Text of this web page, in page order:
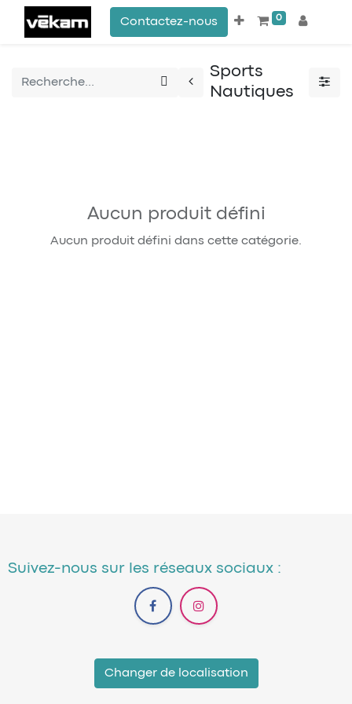
0
Contactez-nous
Sports
Nautiques
Aucun produit défini
Aucun produit défini dans cette catégorie.
Suivez-nous sur les réseaux sociaux :
Changer de localisation